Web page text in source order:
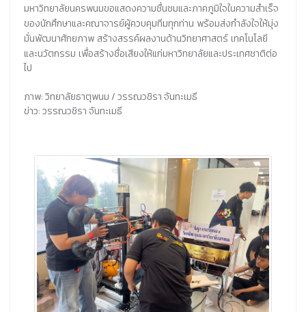
มหาวิทยาลัยนครพนมขอแสดงความชื่นชมและภาคภูมิใจในความสำเร็จ
ของนักศึกษาและคณาจารย์ผู้ควบคุมทีมทุกท่าน พร้อมส่งกำลังใจให้มุ่ง
มั่นพัฒนาศักยภาพ สร้างสรรค์ผลงานด้านวิทยาศาสตร์ เทคโนโลยี
และนวัตกรรม เพื่อสร้างชื่อเสียงให้แก่มหาวิทยาลัยและประเทศชาติต่อ
ไป
ภาพ: วิทยาลัยธาตุพนม / วรรณวชิรา จันทะเมธี
ข่าว: วรรณวชิรา จันทะเมธี